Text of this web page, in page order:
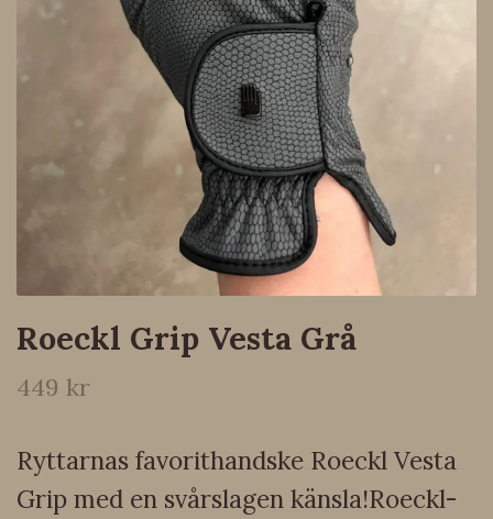
Roeckl Grip Vesta Grå
449 kr
Ryttarnas favorithandske Roeckl Vesta
Grip med en svårslagen känsla!Roeckl-